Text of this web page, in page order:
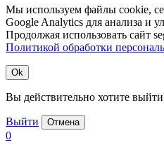
Мы используем файлы cookie,
Google Analytics для анализа и
Продолжая использовать сайт
Политикой обработки
Ok
Вы действительно хотите
Выйти Отмена
0